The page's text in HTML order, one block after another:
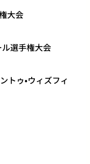
大会
選手権大会
トゥ•ウィズフィ